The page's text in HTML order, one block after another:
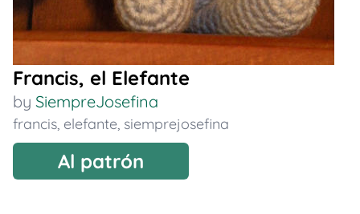
Francis, el Elefante
by SiempreJosefina
francis, elefante, siemprejosefina
Al patrón